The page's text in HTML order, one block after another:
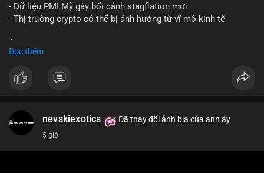
- Dữ liệu PMI Mỹ gây bối cảnh stagflation mới
- Thị trường crypto có thể bị ảnh hưởng từ vĩ mô kinh tế
📰 Nguồn: Cointelegraph
Đọc thêm
nevskiexotics Đã thay đổi ảnh bìa của anh ấy
5 giờ